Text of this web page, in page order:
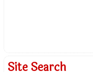
Site Search